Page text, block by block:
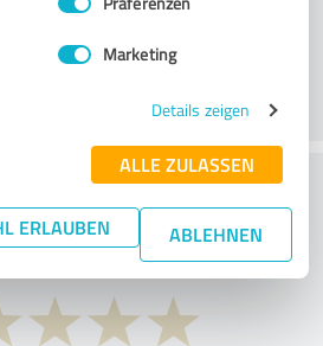
Marketing
Details zeigen
ALLE ZULASSEN
ERLAUBEN ABLEHNEN
think of the price to
ratio?